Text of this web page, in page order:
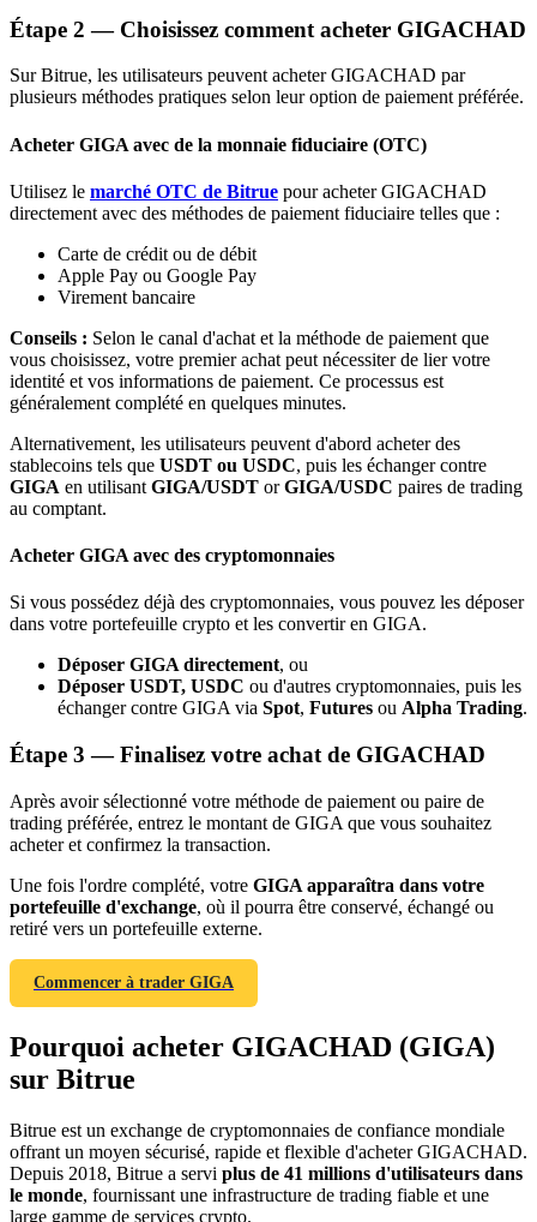
Bitrue
AI
Affiliés Bitrue
Jusqu'à 65 % de commissions !
Parrainage
Invitez un ami pour recevoir des récompenses en espèces
Deposit CASHCAT & Win
Deposit CASHCAT & Win
Share 500000 CASHCAT prize pool
Étape 2 — Choisissez comment acheter GIGACHAD
Sur Bitrue, les utilisateurs peuvent acheter GIGACHAD par
plusieurs méthodes pratiques selon leur option de paiement préférée.
Acheter GIGA avec de la monnaie fiduciaire (OTC)
Utilisez le marché OTC de Bitrue pour acheter GIGACHAD
directement avec des méthodes de paiement fiduciaire telles que :
Carte de crédit ou de débit
Apple Pay ou Google Pay
Virement bancaire
Conseils : Selon le canal d'achat et la méthode de paiement que
vous choisissez, votre premier achat peut nécessiter de lier votre
identité et vos informations de paiement. Ce processus est
généralement complété en quelques minutes.
Alternativement, les utilisateurs peuvent d'abord acheter des
stablecoins tels que USDT ou USDC, puis les échanger contre
GIGA en utilisant GIGA/USDT orGIGA/USDC paires de trading
au comptant.
Acheter GIGA avec des cryptomonnaies
Si vous possédez déjà des cryptomonnaies, vous pouvez les déposer
dans votre portefeuille crypto et les convertir en GIGA.
Déposer GIGA directement, ou
Déposer USDT, USDC ou d'autres cryptomonnaies, puis les
échanger contre GIGA via Spot, Futures ou Alpha Trading.
Étape 3 —Finalisez votre achat de GIGACHAD
Après avoir sélectionné votre méthode de paiement ou paire de
trading préférée, entrez le montant de GIGA que vous souhaitez
acheter et confirmez la transaction.
Une fois l'ordre complété, votre GIGA apparaîtra dans votre
portefeuille d'exchange, où il pourra être conservé, échangé ou
retiré vers un portefeuille externe.
Commencer à trader GIGA
Pourquoi acheter GIGACHAD (GIGA)
sur Bitrue
Bitrue est un exchange de cryptomonnaies de confiance mondiale
offrant un moyen sécurisé, rapide et flexible d'acheter GIGACHAD.
Depuis 2018, Bitrue a servi plus de 41 millions d'utilisateurs dans
le monde, fournissant une infrastructure de trading fiable et une
large gamme de services crypto.